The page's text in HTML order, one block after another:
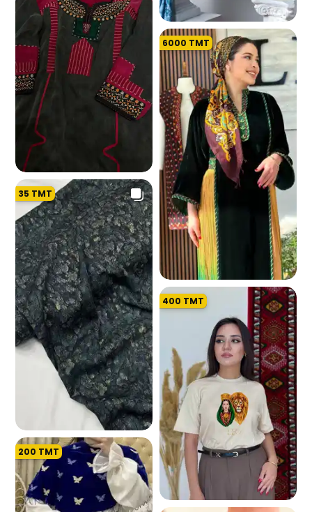
1.4 K
334
41.2 K
6000 TMT
1.3 K
35 TMT
400 TMT
200 TMT